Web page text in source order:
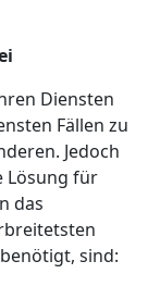
Diensten
Fällen zu
Jedoch
Lösung für
das
sind: